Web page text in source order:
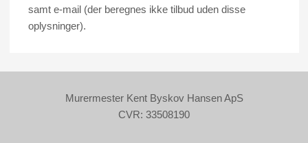
samt e-mail (der beregnes ikke tilbud uden disse
oplysninger).
Murermester Kent Byskov Hansen ApS​
CVR: 33508190